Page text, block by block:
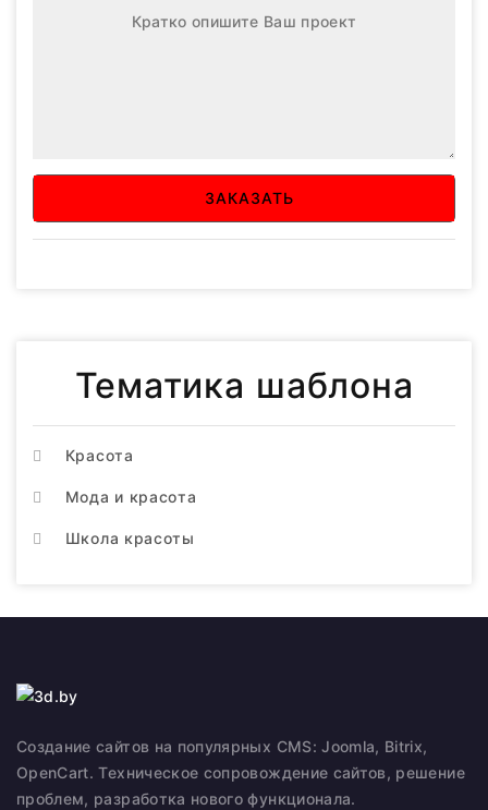
ЗАКАЗАТЬ
Тематика шаблона
Красота
Мода и красота
Школа красоты
Создание сайтов на популярных CMS: Joomla, Bitrix,
OpenCart. Техническое сопровождение сайтов, решение
проблем, разработка нового функционала.